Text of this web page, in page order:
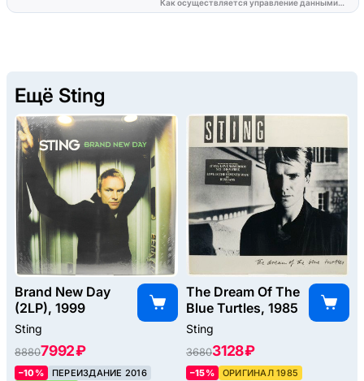
Ещё Sting
Brand New Day
(2LP), 1999
Sting
88807992 ₽
–10%
ПЕРЕИЗДАНИЕ 2016
The Dream Of The
Blue Turtles, 1985
Sting
36803128 ₽
–15%
ОРИГИНАЛ 1985